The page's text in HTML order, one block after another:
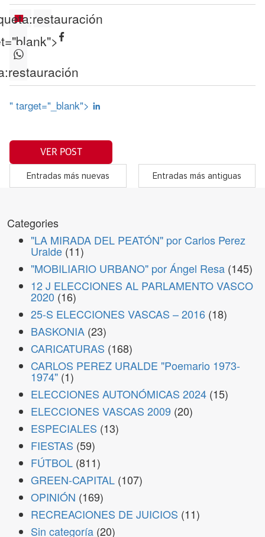
restauración
restauración
" target="_blank">
VER POST
Entradas más nuevas Entradas más antiguas
Categories
"LA MIRADA DEL PEATÓN" por Carlos Perez
Uralde (11)
"MOBILIARIO URBANO" por Ángel Resa (145)
12 J ELECCIONES AL PARLAMENTO VASCO
2020 (16)
25-S ELECCIONES VASCAS – 2016 (18)
BASKONIA (23)
CARICATURAS (168)
CARLOS PEREZ URALDE "Poemario 1973-
1974" (1)
ELECCIONES AUTONÓMICAS 2024 (15)
ELECCIONES VASCAS 2009 (20)
ESPECIALES (13)
FIESTAS (59)
FÚTBOL (811)
GREEN-CAPITAL (107)
OPINIÓN (169)
RECREACIONES DE JUICIOS (11)
Sin categoría (20)